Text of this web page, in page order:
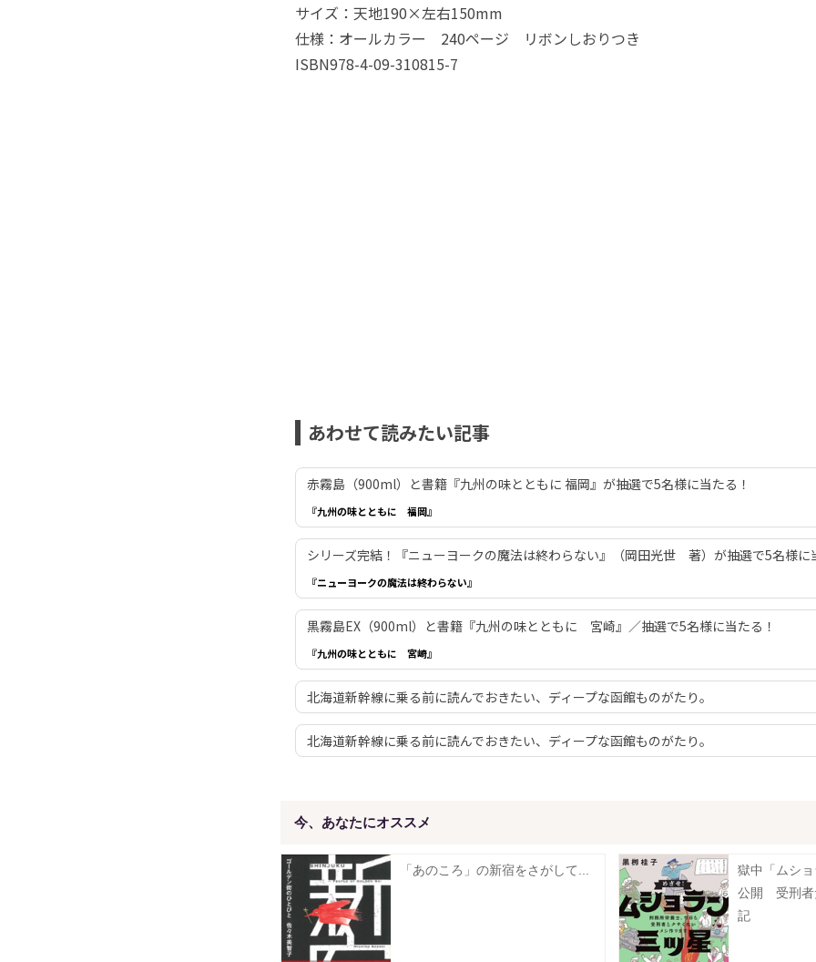
サイズ：天地190×左右150mm
仕様：オールカラー 240ページ リボンしおりつき
ISBN978-4-09-310815-7
あわせて読みたい記事
赤霧島（900ml）と書籍『九州の味とともに 福岡』が抽選で5名様に当たる！
『九州の味とともに 福岡』
シリーズ完結！『ニューヨークの魔法は終わらない』（岡田光世 著）が抽選で5名様に
『ニューヨークの魔法は終わらない』
黒霧島EX（900ml）と書籍『九州の味とともに 宮崎』／抽選で5名様に当たる！
『九州の味とともに 宮崎』
北海道新幹線に乗る前に読んでおきたい、ディープな函館ものがたり。
北海道新幹線に乗る前に読んでおきたい、ディープな函館ものがたり。
今、あなたにオススメ
「あのころ」の新宿をさがして...
獄中「ムシ
公開 受刑者
記